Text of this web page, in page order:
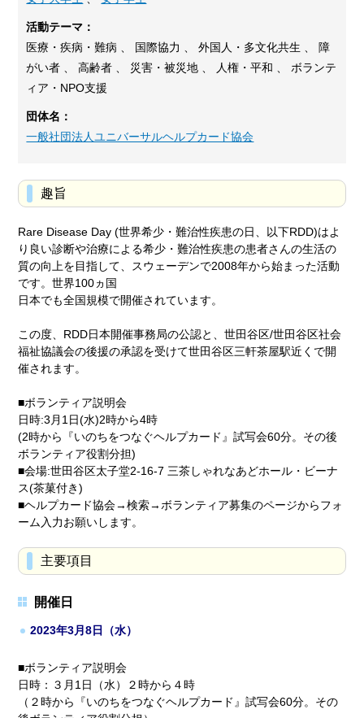
活動テーマ：
医療・疾病・難病 、 国際協力 、 外国人・多文化共生 、 障
がい者 、 高齢者 、 災害・被災地 、 人権・平和 、 ボランテ
ィア・NPO支援
団体名：
一般社団法人ユニバーサルヘルプカード協会
趣旨
Rare Disease Day (世界希少・難治性疾患の日、以下RDD)はよ
り良い診断や治療による希少・難治性疾患の患者さんの生活の
質の向上を目指して、スウェーデンで2008年から始まった活動
です。世界100ヵ国
日本でも全国規模で開催されています。
この度、RDD日本開催事務局の公認と、世田谷区/世田谷区社会
福祉協議会の後援の承認を受けて世田谷区三軒茶屋駅近くで開
催されます。
■ボランティア説明会
日時:3月1日(水)2時から4時
(2時から『いのちをつなぐヘルプカード』試写会60分。その後
ボランティア役割分担)
■会場:世田谷区太子堂2-16-7 三茶しゃれなあどホール・ビーナ
ス(茶菓付き)
■ヘルプカード協会→検索→ボランティア募集のページからフォ
ーム入力お願いします。
主要項目
開催日
2023年3月8日（水）
■ボランティア説明会
日時：３月1日（水）２時から４時
（２時から『いのちをつなぐヘルプカード』試写会60分。その